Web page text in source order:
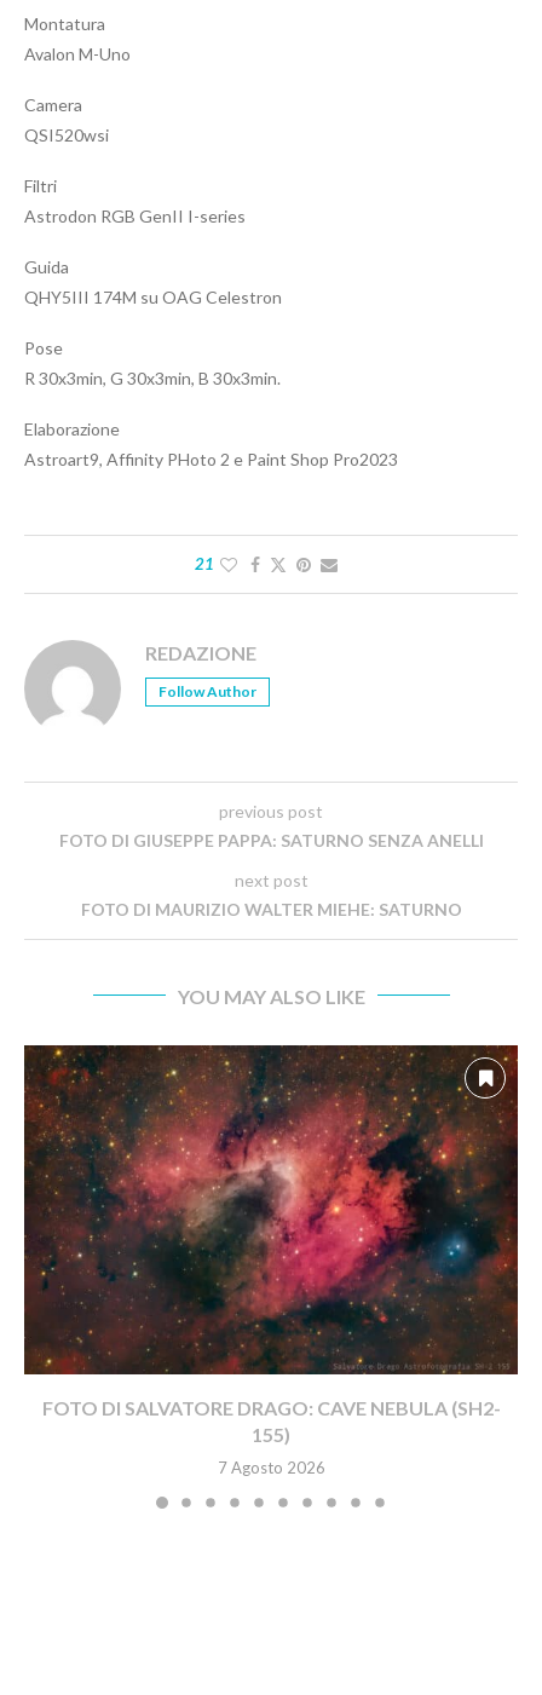
Montatura
Avalon M-Uno
Camera
QSI520wsi
Filtri
Astrodon RGB GenII I-series
Guida
QHY5III 174M su OAG Celestron
Pose
R 30x3min, G 30x3min, B 30x3min.
Elaborazione
Astroart9, Affinity PHoto 2 e Paint Shop Pro2023
21
REDAZIONE
Follow Author
previous post
FOTO DI GIUSEPPE PAPPA: SATURNO SENZA ANELLI
next post
FOTO DI MAURIZIO WALTER MIEHE: SATURNO
YOU MAY ALSO LIKE
FOTO DI SALVATORE DRAGO: CAVE NEBULA (SH2-
155)
7 Agosto 2026